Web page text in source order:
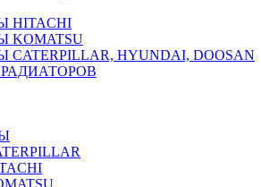
HITACHI
KOMATSU
HYUNDAI, DOOSAN